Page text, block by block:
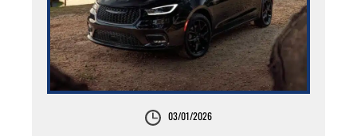
03/01/2026